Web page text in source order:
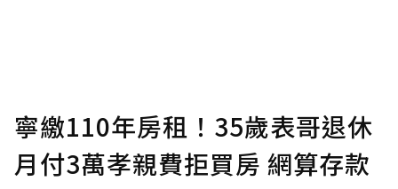
寧繳110年房租！35歲表哥退休
月付3萬孝親費拒買房 網算存款